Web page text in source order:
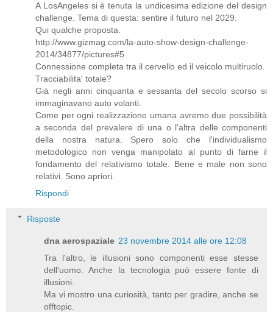
A LosAngeles si è tenuta la undicesima edizione del design
challenge. Tema di questa: sentire il futuro nel 2029.
Qui qualche proposta.
http://www.gizmag.com/la-auto-show-design-challenge-
2014/34877/pictures#5
Connessione completa tra il cervello ed il veicolo multiruolo.
Tracciabilita' totale?
Già negli anni cinquanta e sessanta del secolo scorso si
immaginavano auto volanti.
Come per ogni realizzazione umana avremo due possibilità
a seconda del prevalere di una o l'altra delle componenti
della nostra natura. Spero solo che l'individualismo
metodologico non venga manipolato al punto di farne il
fondamento del relativismo totale. Bene e male non sono
relativi. Sono apriori.
Rispondi
Risposte
dna aerospaziale 23 novembre 2014 alle ore 12:08
Tra l'altro, le illusioni sono componenti esse stesse
dell'uomo. Anche la tecnologia può essere fonte di
illusioni.
Ma vi mostro una curiosità, tanto per gradire, anche se
offtopic.